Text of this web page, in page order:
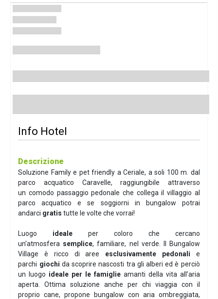
Info Hotel
Descrizione
Soluzione Family e pet friendly a Ceriale, a soli 100 m. dal
parco acquatico Caravelle, raggiungibile attraverso
un comodo passaggio pedonale che collega il villaggio al
parco acquatico e se soggiorni in bungalow potrai
andarci gratistutte le volte che vorrai!
Luogo ideale per coloro che cercano
un'atmosfera semplice, familiare, nel verde. Il Bungalow
Village è ricco di aree esclusivamente pedonali e
parchi giochi da scoprire nascosti tra gli alberi ed è perciò
un luogo ideale per le famiglieamanti della vita all’aria
aperta. Ottima soluzione anche per chi viaggia con il
proprio cane, propone bungalow con aria ombreggiata,